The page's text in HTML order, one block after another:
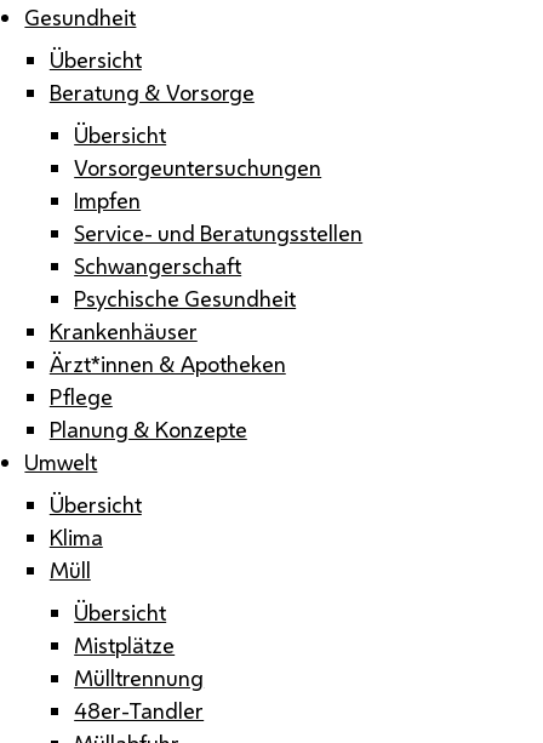
Gesundheit
Übersicht
Beratung & Vorsorge
Übersicht
Vorsorgeuntersuchungen
Impfen
Service- und Beratungsstellen
Schwangerschaft
Psychische Gesundheit
Krankenhäuser
Ärzt*innen & Apotheken
Pflege
Planung & Konzepte
Umwelt
Übersicht
Klima
Müll
Übersicht
Mistplätze
Mülltrennung
48er-Tandler